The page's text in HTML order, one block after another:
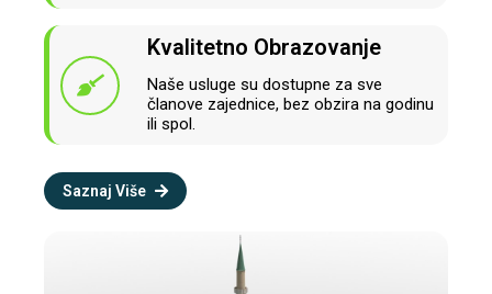
Kvalitetno Obrazovanje
Naše usluge su dostupne za sve
članove zajednice, bez obzira na godinu
ili spol.
Saznaj Više